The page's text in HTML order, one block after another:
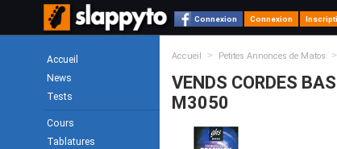
Connexion Connexion
Accueil
News
Tests
Cours
Tablatures
Accueil > Petites Annonces de Matos >
VENDS CORDES
M3050